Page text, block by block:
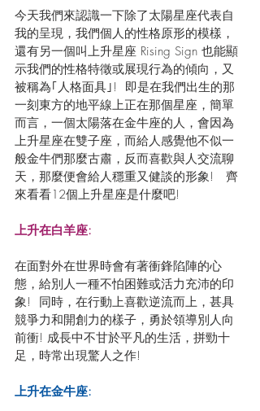
今天我們來認識一下除了太陽星座代表自
我的呈現，我們個人的性格原形的模樣，
還有另一個叫上升星座 Rising Sign 也能顯
示我們的性格特徵或展現行為的傾向，又
被稱為｢人格面具｣!  即是在我們出生的那
一刻東方的地平線上正在那個星座，簡單
而言，一個太陽落在金牛座的人，會因為
上升星座在雙子座，而給人感覺他不似一
般金牛們那麼古肅，反而喜歡與人交流聊
天，那麼便會給人穩重又健談的形象!   齊
來看看12個上升星座是什麼吧!
上升在白羊座:
在面對外在世界時會有著衝鋒陷陣的心
態，給別人一種不怕困難或活力充沛的印
象!  同時，在行動上喜歡逆流而上，甚具
競爭力和開創力的樣子，勇於領導別人向
前衝! 成長中不甘於平凡的生活，拼勁十
足，時常出現驚人之作!
上升在金牛座: